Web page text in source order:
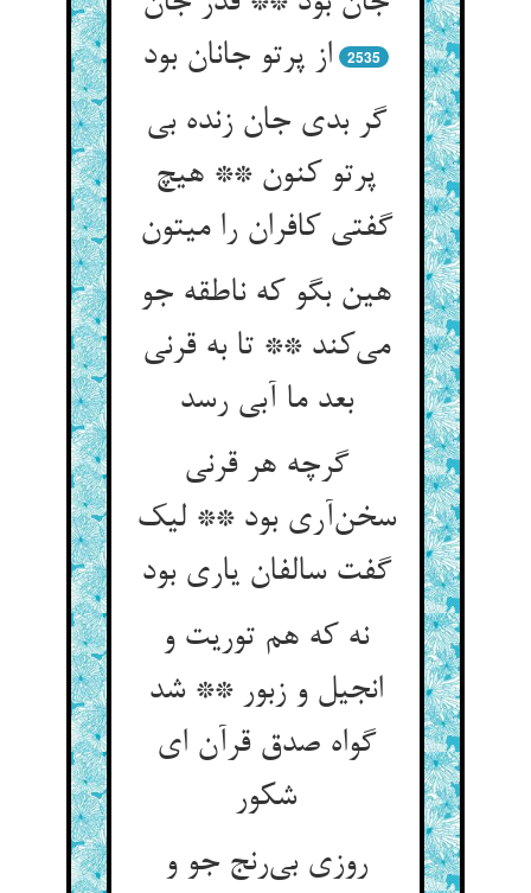
از پرتو جانان بود
2535
گر بدی جان زنده بی
پرتو کنون ** هیچ
گفتی کافران را میتون
هین بگو که ناطقه جو
می‌کند ** تا به قرنی
بعد ما آبی رسد
گرچه هر قرنی
سخن‌آری بود ** لیک
گفت سالفان یاری بود
نه که هم توریت و
انجیل و زبور ** شد
گواه صدق قرآن ای
شکور
روزی بی‌رنج جو و